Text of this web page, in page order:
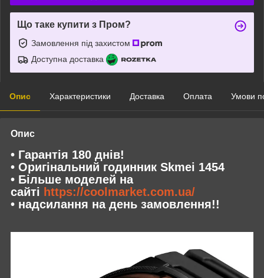
Що таке купити з Пром?
Замовлення під захистом
Доступна доставка
Опис Характеристики Доставка Оплата Умови
Опис
• Гарантія 180 днів!
• Оригінальний годинник Skmei 1454
• Більше моделей на
сайті https://coolmarket.com.ua/
• надсилання на день замовлення!!